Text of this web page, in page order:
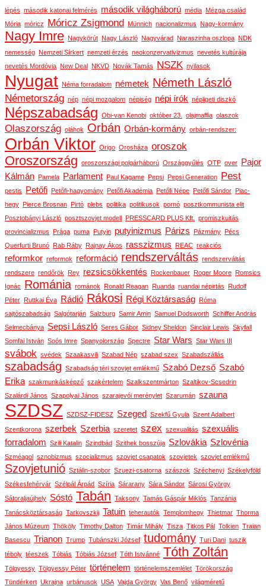
lépés második katonai felmérés második világháború média Mézga család
Mória móricz Móricz Zsigmond Münnich nacionalizmus Nagy-kormány
Nagy Imre Nagykörút Nagy László Nagyvárad Naraszinha oszlopa NDK
nemesség Nemzeti Sírkert nemzeti érzés neokonzervativizmus nevetés kultúrája
nevetés Mordóvia New Deal NKVD Novák Tamás NSZK nyilasok
Nyugat Néma forradalom németek Németh László
Németország nép népi mozgalom népiség népi írók népligeti diszkó
Népszabadság Obi-van Kenobi október 23. olajmaffia olaszok
Olaszország oláhok Orbán Orbán-kormány orbán-rendszer:
Orbán Viktor Origo Orosháza oroszok
Oroszország oroszországi polgárháború Országgyűlés OTP over
Pajor
Kálmán Pamela Parlament Paul Kagame Pepsi Pepsi Generation Pest
pestis Petőfi Petőfi-hagyomány Petőfi Akadémia Petőfi Népe Petőfi Sándor Piac-
hegy Pierce Brosnan Pirtó plebs politika politikusok pornó posztkommunista elit
Posztobányi László posztszovjet modell PRESSCARD PLUS Kft.
promiszkuitás
provincializmus Prága puma Putyin putyinizmus Párizs Pázmány Pécs
Querfurti Brunó Rab Ráby Rajnay Ákos rasszizmus REAC reakciós
reformkor reformok reformáció rendszerváltás rendszerváltás
rendszere rendőrök Rey rezsicsökkentés Rockenbauer Roger Moore Romsics
Ignác
Románia románok Ronald Reagan Ruanda ruandai népirtás Rudolf
Péter Ruttkai Éva Rádió Rákosi Régi Köztársaság Róma
sajtószabadság Salgótarján Salzburg Samir Amin Samuel Dodsworth Schiffer András
Selmecbánya Sepsi László Seres Gábor Sidney Sheldon Sinclair Lewis Skyfall
Somfai István Soós Imre Spanyolország Spectre Star Wars Star Wars III
svábok svédek Szaakasvili Szabad Nép szabad szex Szabadszállás
szabadság Szabadság téri szovjet emlékmű Szabó Dezső Szabó
Erika szakmunkásképző szakértelem Szalkszentmárton Szaltikov-Scsedrin
Szalárdi János Szapolyai János szarajevói merénylet Szarumán szauna
SZDSZ SZDSZ-FIDESZ Szeged Szekfű Gyula Szent Adalbert
Szentkorona szerbek Szerbia szeretet szex szexualitás szexuális
forradalom Szili Katalin Szindbád Szithek bosszúja Szlovákia Szlovénia
Szméagol sznobizmus szocializmus szovjet csapatok szovjetek szovjet emlékmű
Szovjetunió Sztálin-szobor Szuezi-csatorna szászok Széchenyi Székelyföld
Székesfehérvár Szélpál Árpád Szíria Sárarany Sára Sándor Sárosi György
Sátoraljaújhely Sóstó Tabán Taksony Tamás Gáspár Miklós Tanzánia
Tanácsköztársaság Tarkovszkij Tatuin teherautók Templomhegy Thietmar Thorma
János Múzeum Thököly Timothy Dalton Timár Mihály Tisza Titkos Pál Tolkien Traian
Basescu Trianon Trump Tubánszki József tudomány Turi Dani tuszik
téboly téeszek Tóbiás Tóbiás József Tóth Istvánné Tóth Zoltán
Tölgyessy Tölgyessy Péter történelem történelemszemlélet Törökország
Tündérkert Ukrajna urbánusok USA Vajda György Vas Benő világméretű